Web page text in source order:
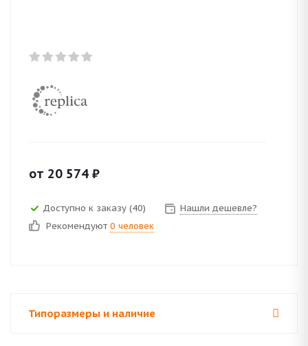
от 20 574 ₽
Доступно к заказу (40)
Нашли дешевле?
Рекомендуют 0 человек
Типоразмеры и наличие